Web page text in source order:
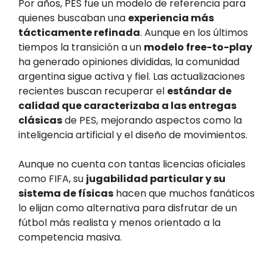
Por años, PES fue un modelo de referencia para
quienes buscaban una experiencia más
tácticamente refinada. Aunque en los últimos
tiempos la transición a un modelo free-to-play
ha generado opiniones divididas, la comunidad
argentina sigue activa y fiel. Las actualizaciones
recientes buscan recuperar el estándar de
calidad que caracterizaba a las entregas
clásicasde PES, mejorando aspectos como la
inteligencia artificial y el diseño de movimientos.
Aunque no cuenta con tantas licencias oficiales
como FIFA, su jugabilidad particular y su
sistema de físicas hacen que muchos fanáticos
lo elijan como alternativa para disfrutar de un
fútbol más realista y menos orientado a la
competencia masiva.